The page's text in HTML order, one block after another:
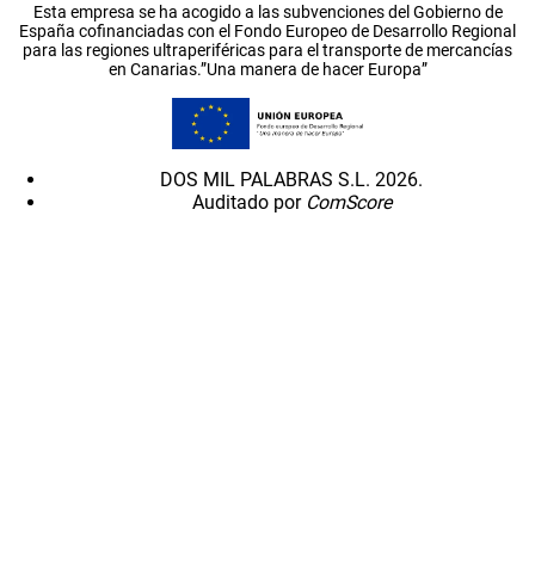
Esta empresa se ha acogido a las subvenciones del Gobierno de
España cofinanciadas con el Fondo Europeo de Desarrollo Regional
para las regiones ultraperiféricas para el transporte de mercancías
en Canarias.”Una manera de hacer Europa”
DOS MIL PALABRAS S.L. 2026.
Auditado por ComScore